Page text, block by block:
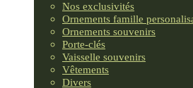
Nos exclusivités
Ornements famille
Ornements souvenirs
Porte-clés
Vaisselle souvenirs
Vêtements
Divers